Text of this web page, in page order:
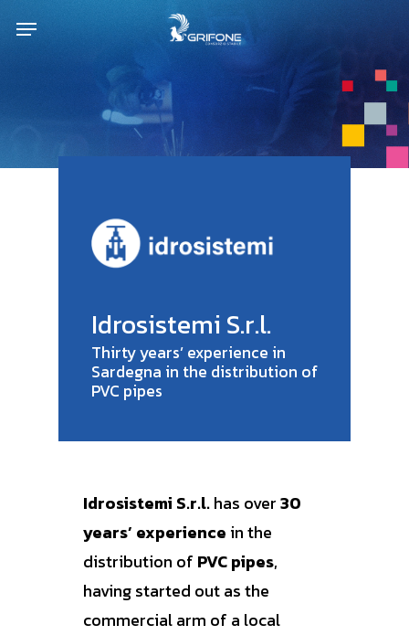
Menu
Idrosistemi S.r.l.
Thirty years’ experience in
Sardegna in the distribution of
PVC pipes
Idrosistemi S.r.l.has over30
years’ experience in the
distribution of PVC pipes,
having started out as the
commercial arm of a local